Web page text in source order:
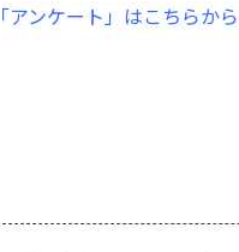
「アンケート」はこちらから